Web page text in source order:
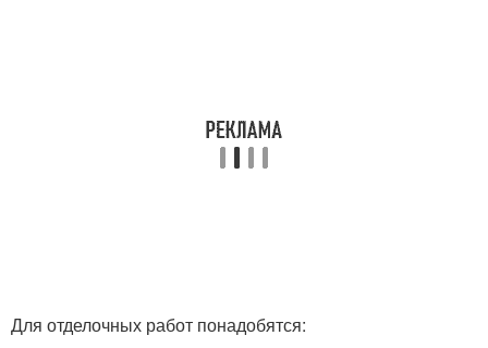
Для отделочных работ понадобятся: